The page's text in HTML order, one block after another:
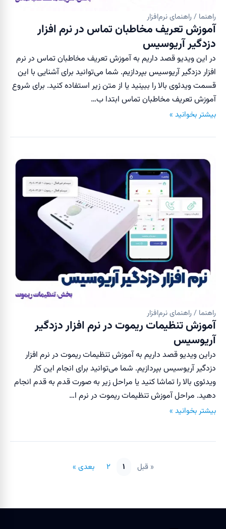
راهنما / راهنمای نرم‌افزار
آموزش تعریف مخاطبان تماس در نرم افزار
دزدگیر آریوسیس
در این ویدیو قصد داریم به آموزش تعریف مخاطبان تماس در نرم
افزار دزدگیر آریوسیس بپردازیم. شما می‌‎توانید برای آشنایی با این
قسمت ویدئوی بالا را ببینید یا از متن زیر استفاده کنید. برای شروع
آموزش تعریف مخاطبان تماس ابتدا ب…
بیشتر بخوانید »
راهنما / راهنمای نرم‌افزار
آموزش تنظیمات ریموت در نرم افزار دزدگیر
آریوسیس
دراین ویدیو قصد داریم به آموزش تنظیمات ریموت در نرم افزار
دزدگیر آریوسیس بپردازیم. شما می‌توانید برای انجام این کار
ویدئوی بالا را تماشا کنید یا مراحل زیر به صورت قدم به قدم انجام
دهید. مراحل آموزش تنظیمات ریموت در نرم ا…
بیشتر بخوانید »
« قبل ۱ ۲ بعدی »